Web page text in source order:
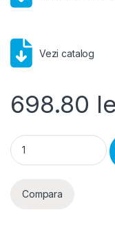
Vezi catalog
698.80
Schrack WSA-
Compara